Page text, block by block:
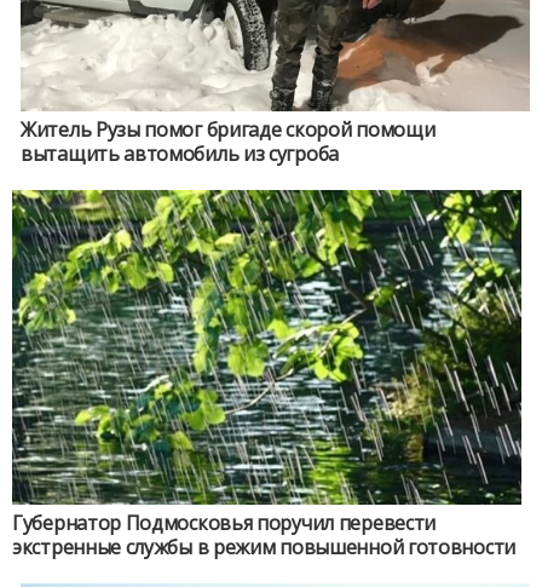
Житель Рузы помог бригаде скорой помощи
вытащить автомобиль из сугроба
Губернатор Подмосковья поручил перевести
экстренные службы в режим повышенной готовности